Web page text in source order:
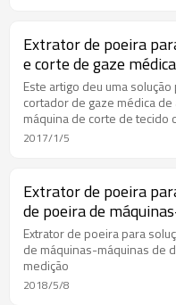
Extrator de poeira
e corte de gaze
Coletor de poeira
Este artigo deu uma
cortador de gaze médica
máquina de corte de tecido
pode aprender por isso.
2017/1/5
Extrator de poeira
de poeira de
dobrar cotonete de
Extrator de poeira para
de máquinas-máquinas de
medição
2018/5/8